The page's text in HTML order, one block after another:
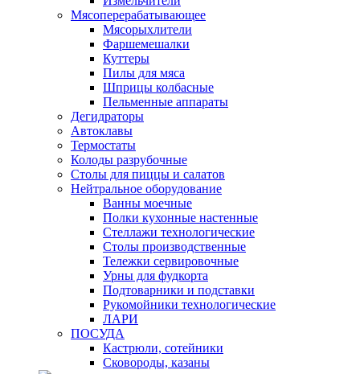
Мясоперерабатывающее
Мясорыхлители
Фаршемешалки
Куттеры
Пилы для мяса
Шприцы колбасные
Пельменные аппараты
Дегидраторы
Автоклавы
Термостаты
Колоды разрубочные
Столы для пиццы и салатов
Нейтральное оборудование
Ванны моечные
Полки кухонные настенные
Стеллажи технологические
Столы производственные
Тележки сервировочные
Урны для фудкорта
Подтоварники и подставки
Рукомойники технологические
ЛАРИ
ПОСУДА
Кастрюли, сотейники
Сковороды, казаны